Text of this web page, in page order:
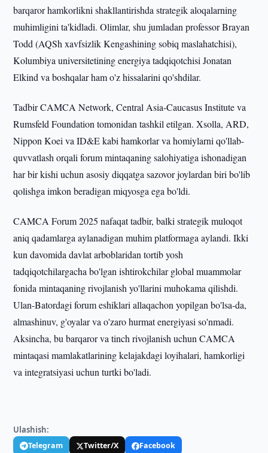
barqaror hamkorlikni shakllantirishda strategik aloqalarning
muhimligini ta'kidladi. Olimlar, shu jumladan professor Brayan
Todd (AQSh xavfsizlik Kengashining sobiq maslahatchisi),
Kolumbiya universitetining energiya tadqiqotchisi Jonatan
Elkind va boshqalar ham o'z hissalarini qo'shdilar.
Tadbir CAMCA Network, Central Asia-Caucasus Institute va
Rumsfeld Foundation tomonidan tashkil etilgan. Xsolla, ARD,
Nippon Koei va ID&E kabi hamkorlar va homiylarni qo'llab-
quvvatlash orqali forum mintaqaning salohiyatiga ishonadigan
har bir kishi uchun asosiy diqqatga sazovor joylardan biri bo'lib
qolishga imkon beradigan miqyosga ega bo'ldi.
CAMCA Forum 2025 nafaqat tadbir, balki strategik muloqot
aniq qadamlarga aylanadigan muhim platformaga aylandi. Ikki
kun davomida davlat arboblaridan tortib yosh
tadqiqotchilargacha bo'lgan ishtirokchilar global muammolar
fonida mintaqaning rivojlanish yo'llarini muhokama qilishdi.
Ulan-Batordagi forum eshiklari allaqachon yopilgan bo'lsa-da,
almashinuv, g'oyalar va o'zaro hurmat energiyasi so'nmadi.
Aksincha, bu barqaror va tinch rivojlanish uchun CAMCA
mintaqasi mamlakatlarining kelajakdagi loyihalari, hamkorligi
va integratsiyasi uchun turtki bo'ladi.
Ulashish:
Telegram Twitter/X Facebook